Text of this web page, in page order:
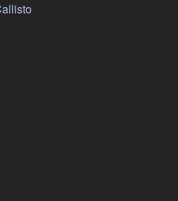
un nouvel onglet)
un nouvel onglet)